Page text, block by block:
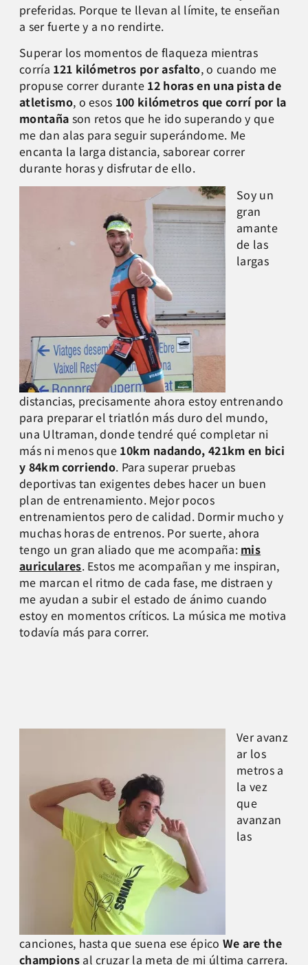
preferidas. Porque te llevan al límite, te enseñan
a ser fuerte y a no rendirte.
Superar los momentos de flaqueza mientras
corría 121 kilómetros por asfalto, o cuando me
propuse correr durante 12 horas en una pista de
atletismo, o esos 100 kilómetros que corrí por la
montaña son retos que he ido superando y que
me dan alas para seguir superándome. Me
encanta la larga distancia, saborear correr
durante horas y disfrutar de ello.
Soy un
gran
amante
de las
largas
distancias, precisamente ahora estoy entrenando
para preparar el triatlón más duro del mundo,
una Ultraman, donde tendré qué completar ni
más ni menos que 10km nadando, 421km en bici
y 84km corriendo. Para superar pruebas
deportivas tan exigentes debes hacer un buen
plan de entrenamiento. Mejor pocos
entrenamientos pero de calidad. Dormir mucho y
muchas horas de entrenos. Por suerte, ahora
tengo un gran aliado que me acompaña: mis
auriculares. Estos me acompañan y me inspiran,
me marcan el ritmo de cada fase, me distraen y
me ayudan a subir el estado de ánimo cuando
estoy en momentos críticos. La música me motiva
todavía más para correr.
Ver avanz
ar los
metros a
la vez
que
avanzan
las
canciones, hasta que suena ese épico We are the
championsal cruzar la meta de mi última carrera.